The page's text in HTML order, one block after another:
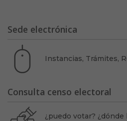
Sede electrónica
Instancias, Trámites,
Consulta censo electoral
¿puedo votar?